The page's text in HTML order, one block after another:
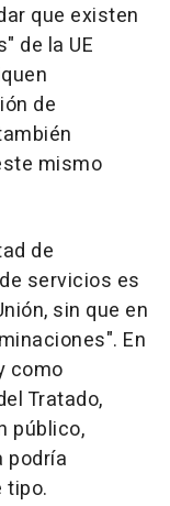
que existen
de la UE
de
mismo
de
servicios es
sin que en
En
como
Tratado,
público,
podría
tipo.